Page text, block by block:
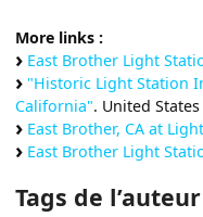
More links :
East Brother Light
"Historic Light Station
California". United
East Brother, CA at
East Brother Light
Tags de l’auteur